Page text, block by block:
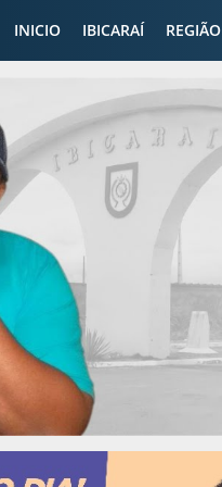
INICIO IBICARAÍ REGIÃO